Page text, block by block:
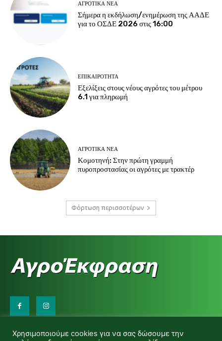
ΑΓΡΟΤΙΚΆ ΝΈΑ
Σήμερα η εκδήλωση/ενημέρωση της ΑΑΔΕ
για το ΟΣΔΕ 2026 στις 16:00
ΕΠΙΚΑΙΡΌΤΗΤΑ
Εξελίξεις στους νέους αγρότες του μέτρου
6.1 για πληρωμή
ΑΓΡΟΤΙΚΆ ΝΈΑ
Κομοτηνή: Στην πρώτη γραμμή
πυροπροστασίας οι αγρότες με τρακτέρ
Φόρτωση περισσοτέρων
d.makas@yahoo.gr
Χρησιμοποιούμε cookies για να σας δώσουμε την